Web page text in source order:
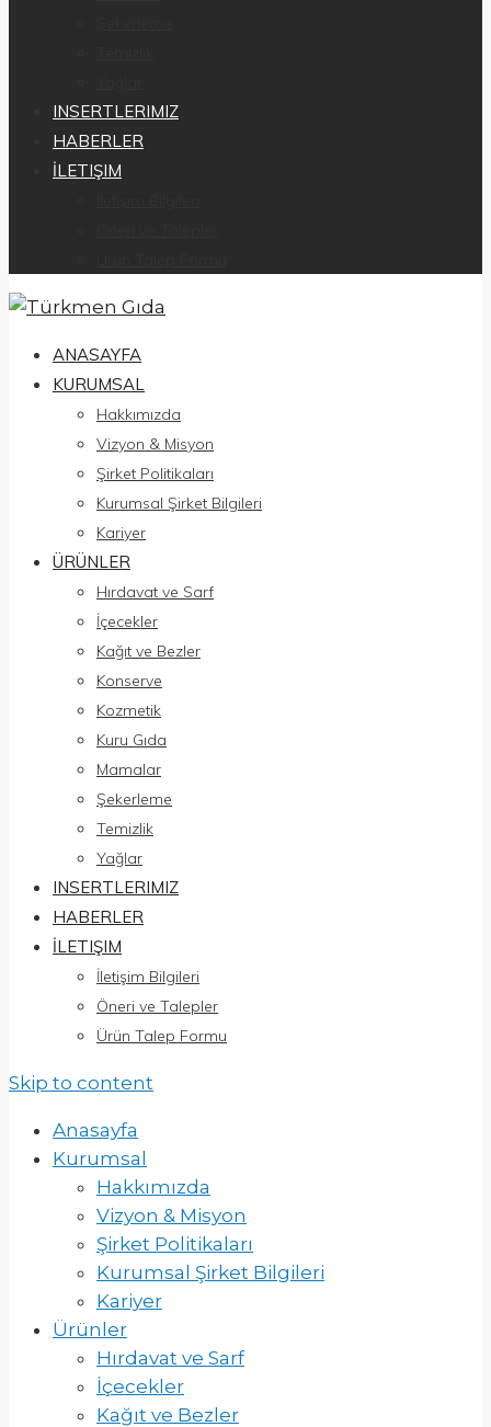
INSERTLERIMIZ
HABERLER
İLETIŞIM
ANASAYFA
KURUMSAL
Hakkımızda
Vizyon & Misyon
Şirket Politikaları
Kurumsal Şirket Bilgileri
Kariyer
ÜRÜNLER
Hırdavat ve Sarf
İçecekler
Kağıt ve Bezler
Konserve
Kozmetik
Kuru Gıda
Mamalar
Şekerleme
Temizlik
Yağlar
INSERTLERIMIZ
HABERLER
İLETIŞIM
İletişim Bilgileri
Öneri ve Talepler
Ürün Talep Formu
Skip to content
Anasayfa
Kurumsal
Hakkımızda
Vizyon & Misyon
Şirket Politikaları
Kurumsal Şirket Bilgileri
Kariyer
Ürünler
Hırdavat ve Sarf
İçecekler
Kağıt ve Bezler